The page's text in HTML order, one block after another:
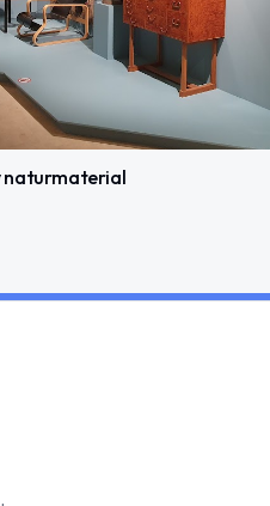
naturmaterial